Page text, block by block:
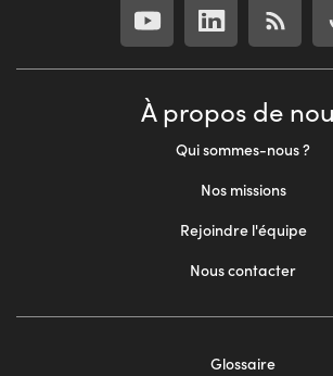
À propos de
Qui sommes-nous ?
Nos missions
Rejoindre l'équipe
Nous contacter
Glossaire